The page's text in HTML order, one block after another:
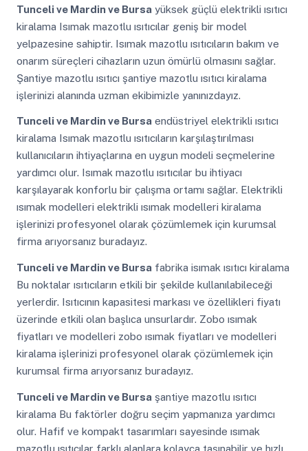
Tunceli ve Mardin ve Bursayüksek güçlü elektrikli ısıtıcı
kiralama Isımak mazotlu ısıtıcılar geniş bir model
yelpazesine sahiptir. Isımak mazotlu ısıtıcıların bakım ve
onarım süreçleri cihazların uzun ömürlü olmasını sağlar.
Şantiye mazotlu ısıtıcı şantiye mazotlu ısıtıcı kiralama
işlerinizi alanında uzman ekibimizle yanınızdayız.
Tunceli ve Mardin ve Bursaendüstriyel elektrikli ısıtıcı
kiralama Isımak mazotlu ısıtıcıların karşılaştırılması
kullanıcıların ihtiyaçlarına en uygun modeli seçmelerine
yardımcı olur. Isımak mazotlu ısıtıcılar bu ihtiyacı
karşılayarak konforlu bir çalışma ortamı sağlar. Elektrikli
ısımak modelleri elektrikli ısımak modelleri kiralama
işlerinizi profesyonel olarak çözümlemek için kurumsal
firma arıyorsanız buradayız.
Tunceli ve Mardin ve Bursafabrika isımak ısıtıcı kiralama
Bu noktalar ısıtıcıların etkili bir şekilde kullanılabileceği
yerlerdir. Isıtıcının kapasitesi markası ve özellikleri fiyatı
üzerinde etkili olan başlıca unsurlardır. Zobo ısımak
fiyatları ve modelleri zobo ısımak fiyatları ve modelleri
kiralama işlerinizi profesyonel olarak çözümlemek için
kurumsal firma arıyorsanız buradayız.
Tunceli ve Mardin ve Bursaşantiye mazotlu ısıtıcı
kiralama Bu faktörler doğru seçim yapmanıza yardımcı
olur. Hafif ve kompakt tasarımları sayesinde ısımak
mazotlu ısıtıcılar farklı alanlara kolayca taşınabilir ve hızlı